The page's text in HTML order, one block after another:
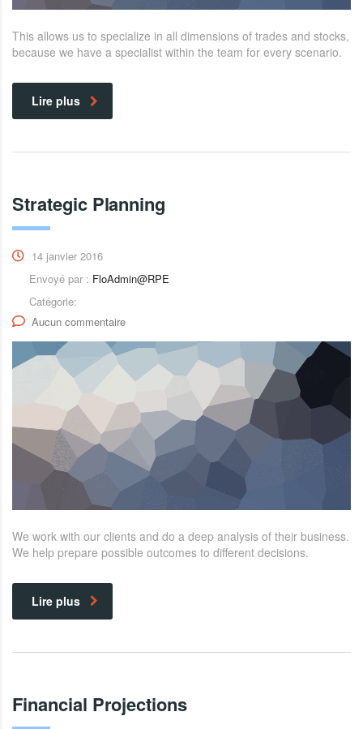
This allows us to specialize in all dimensions of trades and stocks,
because we have a specialist within the team for every scenario.
Lire plus
Strategic Planning
14 janvier 2016
Envoyé par : FloAdmin@RPE
Catégorie:
Aucun commentaire
We work with our clients and do a deep analysis of their business.
We help prepare possible outcomes to different decisions.
Lire plus
Financial Projections